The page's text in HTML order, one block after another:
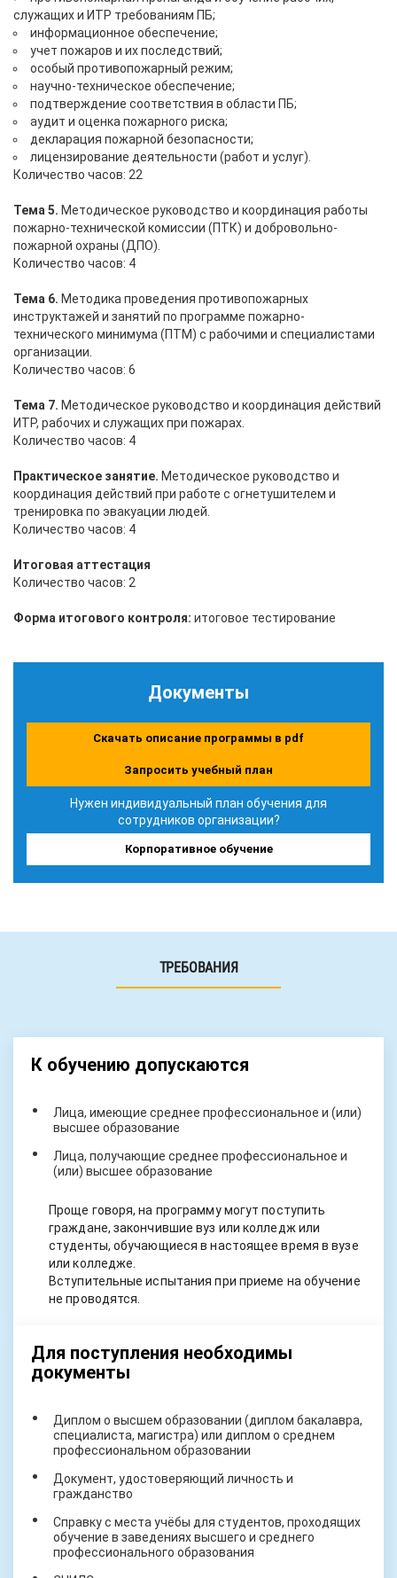
служащих и ИТР требованиям ПБ;
информационное обеспечение;
учет пожаров и их последствий;
особый противопожарный режим;
научно-техническое обеспечение;
подтверждение соответствия в области ПБ;
аудит и оценка пожарного риска;
декларация пожарной безопасности;
лицензирование деятельности (работ и услуг).
Количество часов: 22
Тема 5. Методическое руководство и координация работы
пожарно-технической комиссии (ПТК) и добровольно-
пожарной охраны (ДПО).
Количество часов: 4
Тема 6. Методика проведения противопожарных
инструктажей и занятий по программе пожарно-
технического минимума (ПТМ) с рабочими и специалистами
организации.
Количество часов: 6
Тема 7. Методическое руководство и координация действий
ИТР, рабочих и служащих при пожарах.
Количество часов: 4
Практическое занятие. Методическое руководство и
координация действий при работе с огнетушителем и
тренировка по эвакуации людей.
Количество часов: 4
Итоговая аттестация
Количество часов: 2
Форма итогового контроля: итоговое тестирование
Документы
Скачать описание программы в pdf
Запросить учебный план
Нужен индивидуальный план обучения для
сотрудников организации?
Корпоративное обучение
ТРЕБОВАНИЯ
К обучению допускаются
Лица, имеющие среднее профессиональное и (или)
высшее образование
Лица, получающие среднее профессиональное и
(или) высшее образование
Проще говоря, на программу могут поступить
граждане, закончившие вуз или колледж или
студенты, обучающиеся в настоящее время в вузе
или колледже.
Вступительные испытания при приеме на обучение
не проводятся.
Для поступления необходимы
документы
Диплом о высшем образовании (диплом бакалавра,
специалиста, магистра) или диплом о среднем
профессиональном образовании
Документ, удостоверяющий личность и
гражданство
Справку с места учёбы для студентов, проходящих
обучение в заведениях высшего и среднего
профессионального образования